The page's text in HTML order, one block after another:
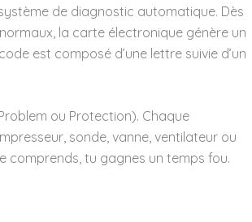
de diagnostic automatique. Dès
la carte électronique génère un
est composé d’une lettre suivie d’un
ou Protection). Chaque
sonde, vanne, ventilateur ou
comprends, tu gagnes un temps fou.